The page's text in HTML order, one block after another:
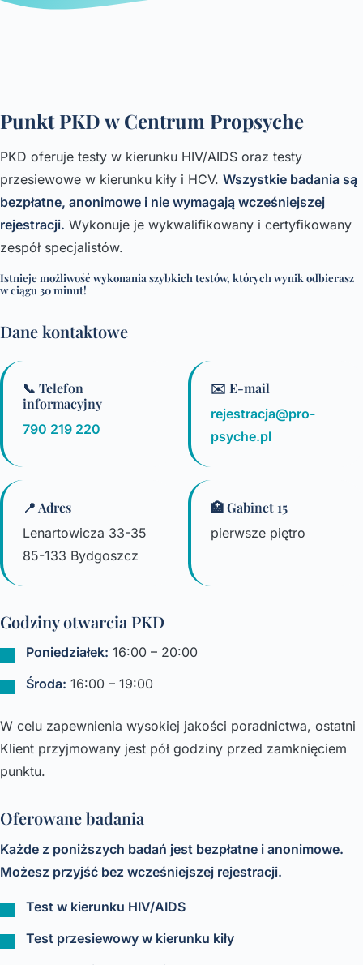
Punkt PKD w Centrum Propsyche
PKD oferuje testy w kierunku HIV/AIDS oraz testy
przesiewowe w kierunku kiły i HCV. Wszystkie badania są
bezpłatne, anonimowe i nie wymagają wcześniejszej
rejestracji. Wykonuje je wykwalifikowany i certyfikowany
zespół specjalistów.
Istnieje możliwość wykonania szybkich testów, których wynik odbierasz
w ciągu 30 minut!
Dane kontaktowe
📞 Telefon
informacyjny
790 219 220
✉️ E-mail
rejestracja@pro-
psyche.pl
📍 Adres
Lenartowicza 33-35
85-133 Bydgoszcz
🏥 Gabinet 15
pierwsze piętro
Godziny otwarcia PKD
Poniedziałek: 16:00 – 20:00
Środa: 16:00 – 19:00
W celu zapewnienia wysokiej jakości poradnictwa, ostatni
Klient przyjmowany jest pół godziny przed zamknięciem
punktu.
Oferowane badania
Każde z poniższych badań jest bezpłatne i anonimowe.
Możesz przyjść bez wcześniejszej rejestracji.
Test w kierunku HIV/AIDS
Test przesiewowy w kierunku kiły